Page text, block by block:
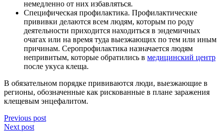
немедленно от них избавляться.
Специфическая профилактика. Профилактические
прививки делаются всем людям, которым по роду
деятельности приходится находиться в эндемичных
очагах или на время туда выезжающих по тем или иным
причинам. Серопрофилактика назначается людям
непривитым, которые обратились в медицинский центр
после укуса клеща.
В обязательном порядке прививаются люди, выезжающие в
регионы, обозначенные как рискованные в плане заражения
клещевым энцефалитом.
Previous post
Next post